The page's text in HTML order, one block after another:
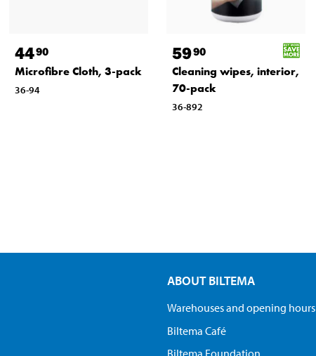
4490
Microfibre Cloth, 3-pack
36-94
5990
Cleaning wipes, interior,
70-pack
36-892
ABOUT BILTEMA
Warehouses and opening hours
Biltema Café